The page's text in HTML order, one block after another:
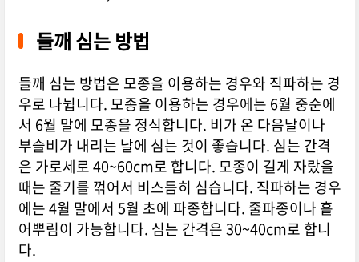
들깨 심는 방법
들깨 심는 방법은 모종을 이용하는 경우와 직파하는 경
우로 나뉩니다. 모종을 이용하는 경우에는 6월 중순에
서 6월 말에 모종을 정식합니다. 비가 온 다음날이나
부슬비가 내리는 날에 심는 것이 좋습니다. 심는 간격
은 가로세로 40~60cm로 합니다. 모종이 길게 자랐을
때는 줄기를 꺾어서 비스듬히 심습니다. 직파하는 경우
에는 4월 말에서 5월 초에 파종합니다. 줄파종이나 흩
어뿌림이 가능합니다. 심는 간격은 30~40cm로 합니
다.